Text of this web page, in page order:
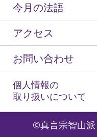
今月の法語
アクセス
お問い合わせ
個人情報の
取り扱いについて
©真言宗智山